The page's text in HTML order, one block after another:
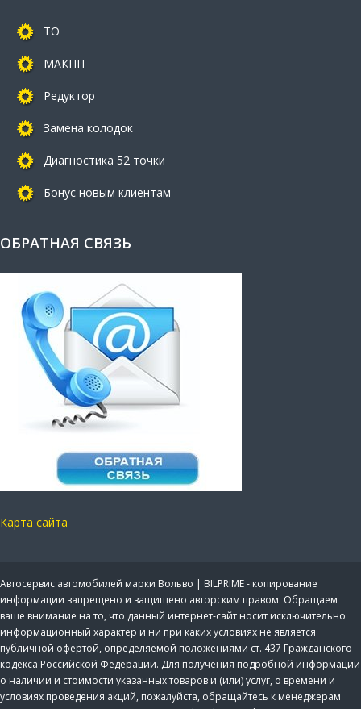
ТО
МАКПП
Редуктор
Замена колодок
Диагностика 52 точки
Бонус новым клиентам
ОБРАТНАЯ СВЯЗЬ
Карта сайта
Автосервис автомобилей марки Вольво | BILPRIME - копирование
информации запрещено и защищено авторским правом. Обращаем
ваше внимание на то, что данный интернет-сайт носит исключительно
информационный характер и ни при каких условиях не является
публичной офертой, определяемой положениями ст. 437 Гражданского
кодекса Российской Федерации. Для получения подробной информации
о наличии и стоимости указанных товаров и (или) услуг, о времени и
условиях проведения акций, пожалуйста, обращайтесь к менеджерам